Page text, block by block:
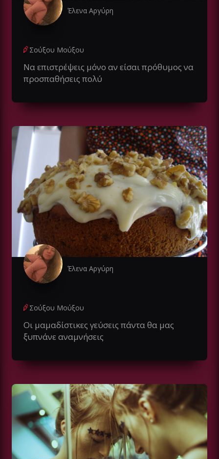
Έλενα Αργύρη
Σούξου Μούξου
Να επιστρέψεις μόνο αν είσαι πρόθυμος να
προσπαθήσεις πολύ
Έλενα Αργύρη
Σούξου Μούξου
Οι μαμαδίστικες γεύσεις πάντα θα μας
ξυπνάνε αναμνήσεις